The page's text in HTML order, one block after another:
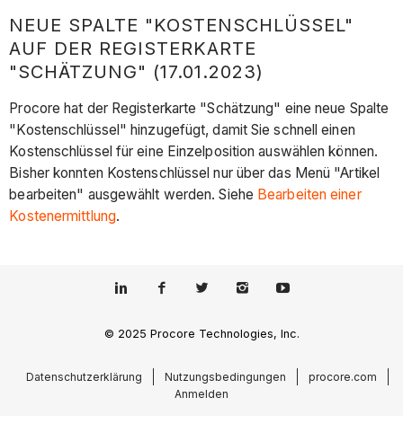
NEUE SPALTE "KOSTENSCHLÜSSEL"
AUF DER REGISTERKARTE
"SCHÄTZUNG" (17.01.2023)
Procore hat der Registerkarte "Schätzung" eine neue Spalte
"Kostenschlüssel" hinzugefügt, damit Sie schnell einen
Kostenschlüssel für eine Einzelposition auswählen können.
Bisher konnten Kostenschlüssel nur über das Menü "Artikel
bearbeiten" ausgewählt werden. Siehe Bearbeiten einer
Kostenermittlung.
© 2025 Procore Technologies, Inc.
Datenschutzerklärung Nutzungsbedingungen
procore.com
Anmelden